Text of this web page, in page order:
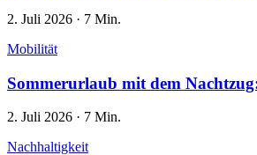
2. Juli 2026 · 7 Min.
Mobilität
Sommerurlaub mit dem
2. Juli 2026 · 7 Min.
Nachhaltigkeit